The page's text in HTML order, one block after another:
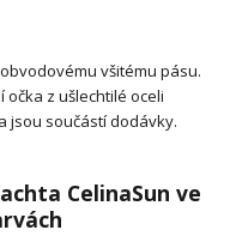
všitému pásu.
z ušlechtilé oceli
jsou součástí dodávky.
CelinaSun ve